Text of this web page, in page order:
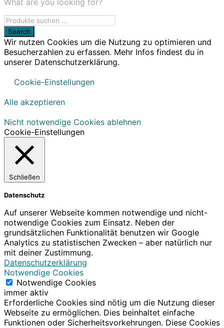
Wir nutzen Cookies um die Nutzung zu optimieren und
Besucherzahlen zu erfassen. Mehr Infos findest du in
unserer Datenschutzerklärung.
Cookie-Einstellungen
Alle akzeptieren
Nicht notwendige Cookies ablehnen
Cookie-Einstellungen
Schließen
Datenschutz
Auf unserer Webseite kommen notwendige und nicht-
notwendige Cookies zum Einsatz. Neben der
grundsätzlichen Funktionalität benutzen wir Google
Analytics zu statistischen Zwecken – aber natürlich nur
mit deiner Zustimmung.
Datenschutzerklärung
Notwendige Cookies
Notwendige Cookies
immer aktiv
Erforderliche Cookies sind nötig um die Nutzung dieser
Webseite zu ermöglichen. Dies beinhaltet einfache
Funktionen oder Sicherheitsvorkehrungen. Diese Cookies